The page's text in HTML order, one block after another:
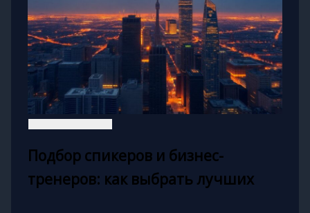
Подбор спикеров и бизнес-
тренеров: как выбрать лучших